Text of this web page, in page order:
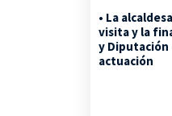
• La
visita y la
y Diputación
actuación